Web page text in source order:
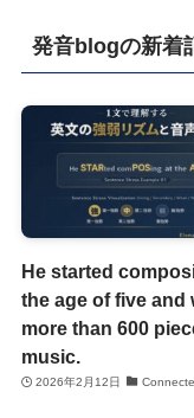
発音blogの新着
He started
the age of five and
more than 600
music.
2026年2月12日